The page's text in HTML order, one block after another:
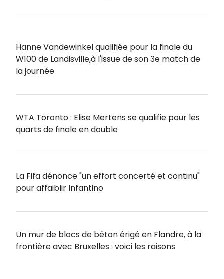
Hanne Vandewinkel qualifiée pour la finale du
W100 de Landisville,à l'issue de son 3e match de
la journée
WTA Toronto : Elise Mertens se qualifie pour les
quarts de finale en double
La Fifa dénonce "un effort concerté et continu"
pour affaiblir Infantino
Un mur de blocs de béton érigé en Flandre, à la
frontière avec Bruxelles : voici les raisons